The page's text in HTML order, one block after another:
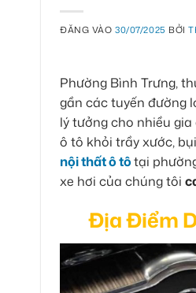
ĐĂNG VÀO30/07/2025 BỞI
Phường Bình Trưng,
gần các tuyến đường
lý tưởng cho nhiều
ô tô khỏi trầy xước,
nội thất ô tôtại
xe hơi của chúng tôi
Địa Điểm